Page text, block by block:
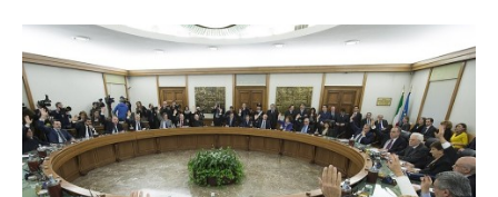
© Presidenza della Repubblica